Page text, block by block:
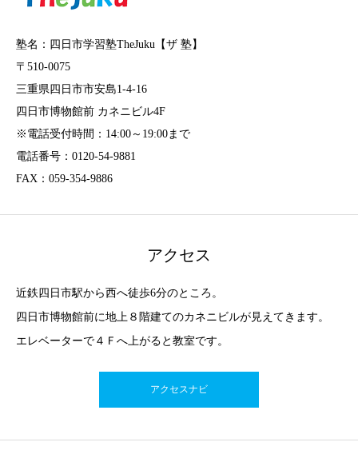
塾名：四日市学習塾TheJuku【ザ 塾】
〒510-0075
三重県四日市市安島1-4-16
四日市博物館前 カネニビル4F
※電話受付時間：14:00～19:00まで
電話番号：0120-54-9881
FAX：059-354-9886
アクセス
近鉄四日市駅から西へ徒歩6分のところ。
四日市博物館前に地上８階建てのカネニビルが見えてきます。
エレベーターで４Ｆへ上がると教室です。
アクセスナビ